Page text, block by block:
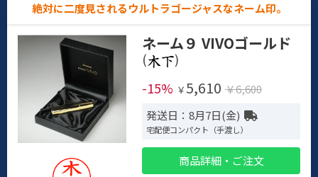
絶対に二度見されるウルトラゴージャスなネーム印。
ネーム９ VIVOゴールド
(
)
-15% ￥ 5,610 ￥6,600
発送日：8月7日(金)
宅配便コンパクト（手渡し）
商品詳細・ご注文